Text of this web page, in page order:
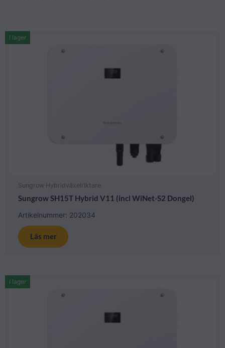
Sungrow Hybridväxelriktare
Sungrow SH15T Hybrid V11 (incl WiNet-S2 Dongel)
Artikelnummer: 202034
I lager
Läs mer
I lager